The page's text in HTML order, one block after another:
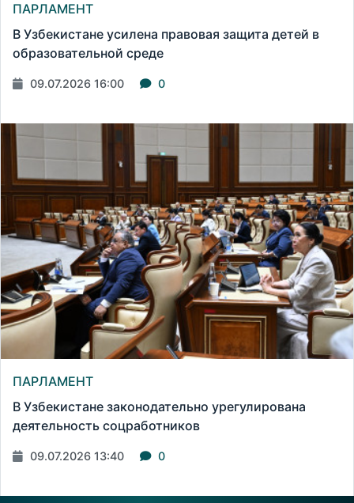
ПАРЛАМЕНТ
В Узбекистане усилена правовая защита детей в
образовательной среде
09.07.2026 16:00 0
ПАРЛАМЕНТ
В Узбекистане законодательно урегулирована
деятельность соцработников
09.07.2026 13:40 0